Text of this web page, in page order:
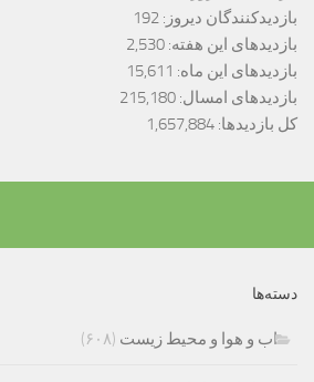
بازدیدکنندگان دیروز: 192
بازدیدهای این هفته: 2,530
بازدیدهای این ماه: 15,611
بازدیدهای امسال: 215,180
کل بازدیدها: 1,657,884
دسته‌ها
اب و هوا و محیط زیست (۶۰۸)